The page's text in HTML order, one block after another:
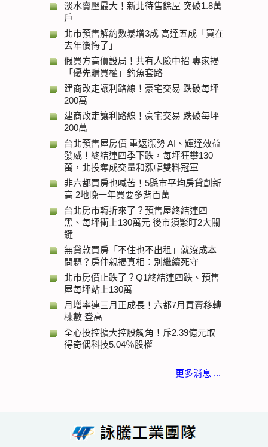
淡水賣壓最大！新北待售餘屋 突破1.8萬
戶
北市預售解約數暴增3成 高達五成「買在
去年後悔了」
假買方高價設局！共有人險中招 專家揭
「優先購買權」釣魚套路
建商改走讓利路線！豪宅交易 跌破每坪
200萬
建商改走讓利路線！豪宅交易 跌破每坪
200萬
台北預售屋房價 重返漲勢 AI、輝達效益
發威！終結連四季下跌，每坪狂攀130
萬，北投奪成交量和漲幅雙料冠軍
非六都買房也喊苦！5縣市平均房貸創新
高 2地晚一年買要多背百萬
台北房市轉折來了？預售屋終結連四
黑、每坪衝上130萬元 後市須緊盯2大關
鍵
無貸款買房「不住也不出租」就沒成本
問題？房仲親揭真相：別繼續死守
北市房價止跌了？Q1終結連四跌、預售
屋每坪站上130萬
月增率連三月正成長！六都7月買賣移轉
棟數 登高
全心投控擴大控股觸角！斥2.39億元取
得奇偶科技5.04％股權
更多消息 ...